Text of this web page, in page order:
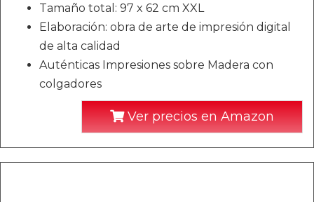
Tamaño total: 97 x 62 cm XXL
Elaboración: obra de arte de impresión digital
de alta calidad
Auténticas Impresiones sobre Madera con
colgadores
Ver precios en Amazon